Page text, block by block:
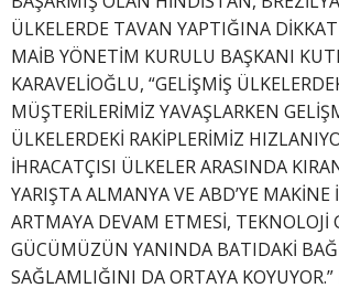
ÜLKELERDE TAVAN YAPTIĞINA
MAİB YÖNETİM KURULU BAŞKANI
KARAVELİOĞLU, “GELİŞMİŞ
MÜŞTERİLERİMİZ YAVAŞLARKEN
ÜLKELERDEKİ RAKİPLERİMİZ
İHRACATÇISI ÜLKELER ARASINDA
YARIŞTA ALMANYA VE ABD’YE
ARTMAYA DEVAM ETMESİ, TEKNOLOJİ
GÜCÜMÜZÜN YANINDA BATIDAKİ
SAĞLAMLIĞINI DA ORTAYA KOYUYOR.”